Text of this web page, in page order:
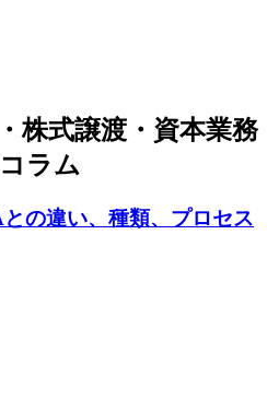
株式譲渡・資本業務
ラム
の違い、種類、プロセス